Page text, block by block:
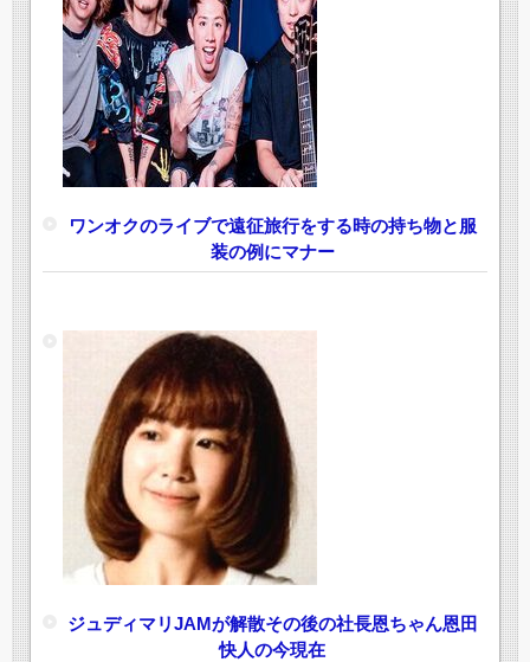
ワンオクのライブで遠征旅行をする時の持ち物と服
装の例にマナー
ジュディマリJAMが解散その後の社長恩ちゃん恩田
快人の今現在